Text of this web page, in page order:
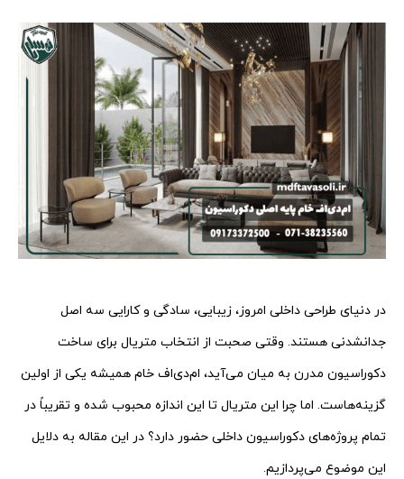
در دنیای طراحی داخلی امروز، زیبایی، سادگی و کارایی سه اصل
جدانشدنی هستند. وقتی صحبت از انتخاب متریال برای ساخت
دکوراسیون مدرن به میان می‌آید، ام‌دی‌اف خام همیشه یکی از اولین
گزینه‌هاست. اما چرا این متریال تا این اندازه محبوب شده و تقریباً در
تمام پروژه‌های دکوراسیون داخلی حضور دارد؟ در این مقاله به دلایل
این موضوع می‌پردازیم.